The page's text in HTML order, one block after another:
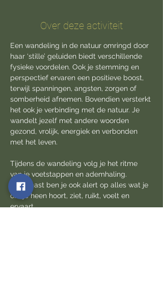
Over deze activiteit
Een wandeling in de natuur omringd door
haar ‘stille’ geluiden biedt verschillende
fysieke voordelen. Ook je stemming en
perspectief ervaren een positieve boost,
terwijl spanningen, angsten, zorgen of
somberheid afnemen. Bovendien versterkt
het ook je verbinding met de natuur. Je
wandelt jezelf met andere woorden
gezond, vrolijk, energiek en verbonden
met het leven.
Tijdens de wandeling volg je het ritme
van je voetstappen en ademhaling.
Daarnaast ben je ook alert op alles wat je
om je heen hoort, ziet, ruikt, voelt en
ervaart.